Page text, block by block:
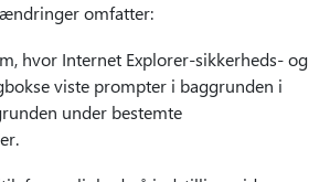
omfatter:
hvor Internet Explorer-sikkerheds- og
viste prompter i baggrunden i
under bestemte